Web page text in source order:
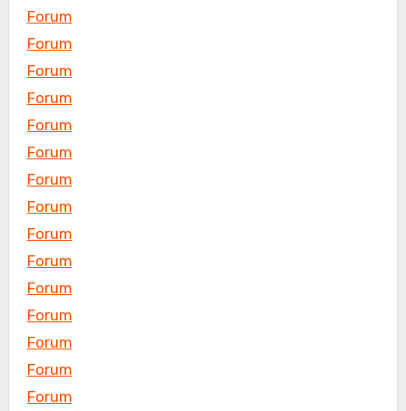
Forum
Forum
Forum
Forum
Forum
Forum
Forum
Forum
Forum
Forum
Forum
Forum
Forum
Forum
Forum